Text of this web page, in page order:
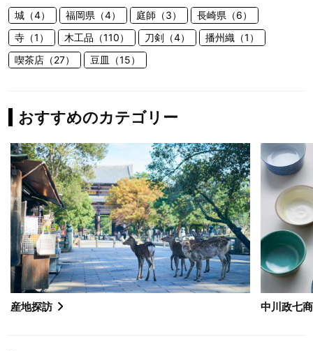
城（4） 福岡県（4） 庭師（3）
長崎県（6）
寺（1）
木工品（110） 刀剣（4）
播州織（1）
喫茶店（27）
豆皿（15）
おすすめのカテゴリー
産地探訪 中川政七